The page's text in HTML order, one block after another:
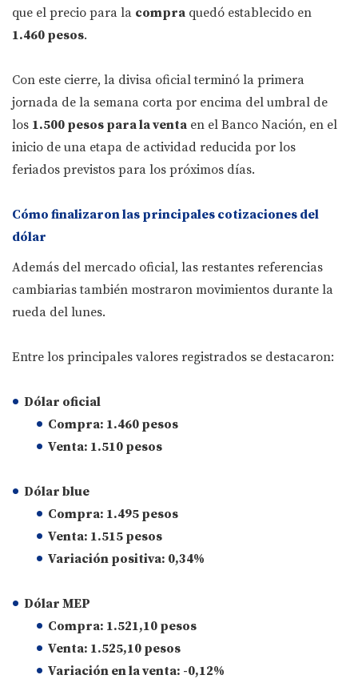
que el precio para la compra quedó establecido en
1.460 pesos.
Con este cierre, la divisa oficial terminó la primera
jornada de la semana corta por encima del umbral de
los 1.500 pesos para la venta en el Banco Nación, en el
inicio de una etapa de actividad reducida por los
feriados previstos para los próximos días.
Cómo finalizaron las principales cotizaciones del
dólar
Además del mercado oficial, las restantes referencias
cambiarias también mostraron movimientos durante la
rueda del lunes.
Entre los principales valores registrados se destacaron:
Dólar oficial
Compra: 1.460 pesos
Venta: 1.510 pesos
Dólar blue
Compra: 1.495 pesos
Venta: 1.515 pesos
Variación positiva: 0,34%
Dólar MEP
Compra: 1.521,10 pesos
Venta: 1.525,10 pesos
Variación en la venta: -0,12%